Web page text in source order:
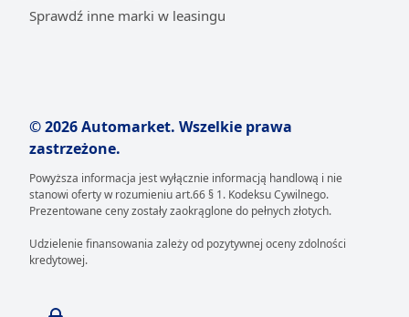
Sprawdź inne marki w leasingu
© 2026 Automarket. Wszelkie prawa
zastrzeżone.
Powyższa informacja jest wyłącznie informacją handlową i nie
stanowi oferty w rozumieniu art.66 § 1. Kodeksu Cywilnego.
Prezentowane ceny zostały zaokrąglone do pełnych złotych.
Udzielenie finansowania zależy od pozytywnej oceny zdolności
kredytowej.